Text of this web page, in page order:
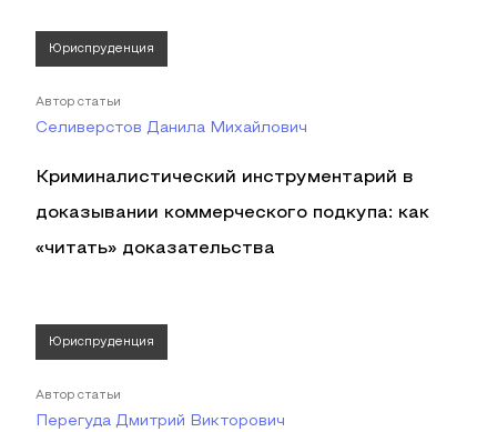
Юриспруденция
Автор статьи
Селиверстов Данила Михайлович
Криминалистический инструментарий в
доказывании коммерческого подкупа: как
«читать» доказательства
Юриспруденция
Автор статьи
Перегуда Дмитрий Викторович